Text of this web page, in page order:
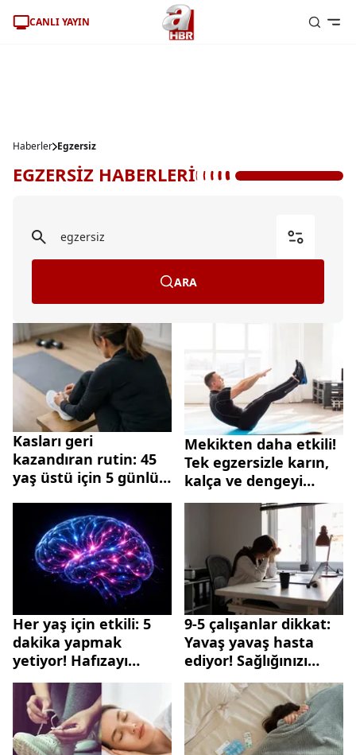
CANLI YAYIN
Haberler Egzersiz
EGZERSİZ HABERLERİ
ARA
Kasları geri
kazandıran rutin: 45
yaş üstü için 5 günlük
Mekikten daha etkili!
Tek egzersizle karın,
kalça ve dengeyi
güçlendirin
Her yaş için etkili: 5
dakika yapmak
yetiyor! Hafızayı
güçlendiren
egzersizler
9-5 çalışanlar dikkat:
Yavaş yavaş hasta
ediyor! Sağlığınızı
korumak için 4 altın
alışkanlık